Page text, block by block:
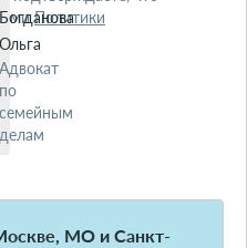
Политики
Богданова
Ольга
Адвокат
по
семейным
делам
МО и Санкт-